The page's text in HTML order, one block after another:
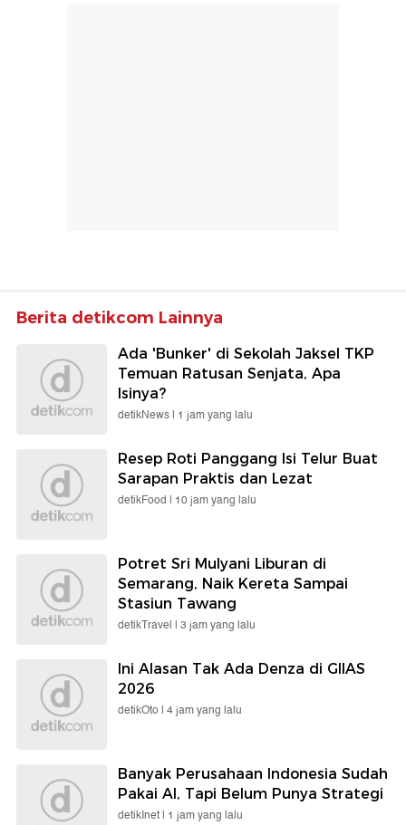
Berita detikcom Lainnya
Ada 'Bunker' di Sekolah Jaksel TKP
Temuan Ratusan Senjata, Apa
Isinya?
detikNews | 1 jam yang lalu
Resep Roti Panggang Isi Telur Buat
Sarapan Praktis dan Lezat
detikFood | 10 jam yang lalu
Potret Sri Mulyani Liburan di
Semarang, Naik Kereta Sampai
Stasiun Tawang
detikTravel | 3 jam yang lalu
Ini Alasan Tak Ada Denza di GIIAS
2026
detikOto | 4 jam yang lalu
Banyak Perusahaan Indonesia Sudah
Pakai AI, Tapi Belum Punya Strategi
detikInet | 1 jam yang lalu